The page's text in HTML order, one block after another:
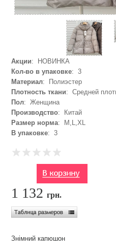
Акции: НОВИНКА
Кол-во в упаковке: 3
Материал: Полиэстер
Плотность ткани: Средней
Пол: Женщина
Производство: Китай
Размер норма: M,L,XL
В упаковке: 3
1 132грн.
Знімний капюшон